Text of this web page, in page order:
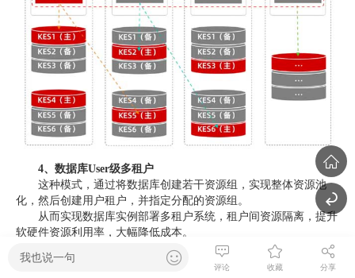
4、数据库User级多租户
这种模式，通过将数据库创建若干资源组，实现整体资源池
化，然后创建用户租户，并指定分配的资源组。
从而实现数据库实例部署多租户系统，租户间资源隔离，提升
软硬件资源利用率，大幅降低成本。
我也说一句
评论 收藏 分享